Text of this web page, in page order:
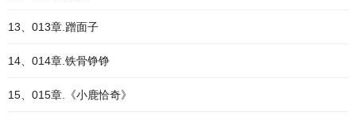
13、013章.蹭面子
14、014章.铁骨铮铮
15、015章.《小鹿恰奇》